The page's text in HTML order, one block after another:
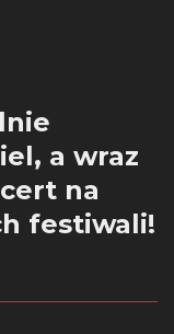
a wraz
na
festiwali!